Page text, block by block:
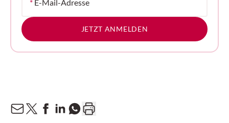
* E-Mail-Adresse
JETZT ANMELDEN